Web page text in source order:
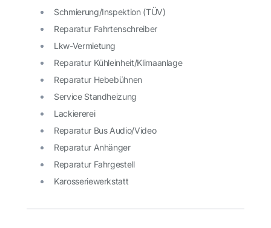
Schmierung/Inspektion (TÜV)
Reparatur Fahrtenschreiber
Lkw-Vermietung
Reparatur Kühleinheit/Klimaanlage
Reparatur Hebebühnen
Service Standheizung
Lackiererei
Reparatur Bus Audio/Video
Reparatur Anhänger
Reparatur Fahrgestell
Karosseriewerkstatt